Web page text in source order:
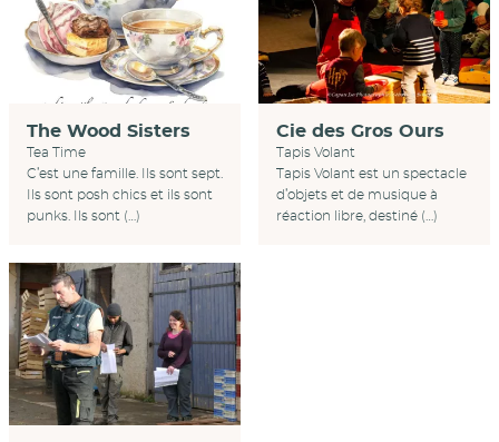
The Wood Sisters
Tea Time
C’est une famille. Ils sont sept.
Ils sont posh chics et ils sont
punks. Ils sont (…)
Cie des Gros Ours
Tapis Volant
Tapis Volant est un spectacle
d’objets et de musique à
réaction libre, destiné (…)